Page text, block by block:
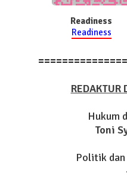
Readiness
Readiness
REDAKTUR
Hukum
Toni
Politik